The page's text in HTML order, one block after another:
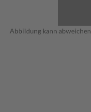
Abbildung kann abweichen